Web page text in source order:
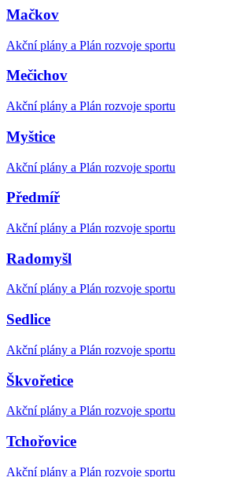
Mačkov
Akční plány a Plán rozvoje sportu
Mečichov
Akční plány a Plán rozvoje sportu
Myštice
Akční plány a Plán rozvoje sportu
Předmíř
Akční plány a Plán rozvoje sportu
Radomyšl
Akční plány a Plán rozvoje sportu
Sedlice
Akční plány a Plán rozvoje sportu
Škvořetice
Akční plány a Plán rozvoje sportu
Tchořovice
Akční plány a Plán rozvoje sportu